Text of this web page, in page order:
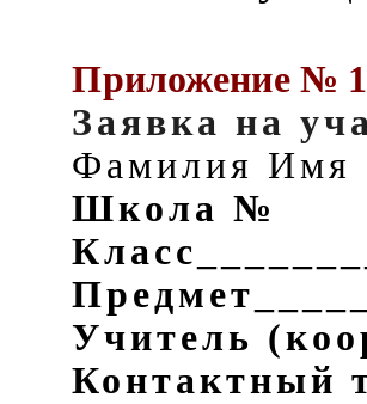
Приложение № 1
Заявка на
Фамилия Имя
Школа №
Учитель
Контактный